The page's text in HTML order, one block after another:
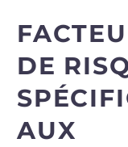
DE
AUX